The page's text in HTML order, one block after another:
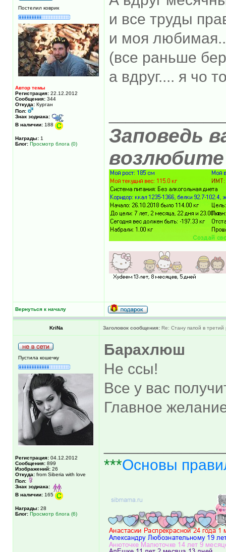
Постелил коврик
Автор темы
Регистрация: 22.12.2012
Сообщения: 344
Откуда: Курган
Пол:
Знак зодиака:
В наличии: 188
Награды: 1
Блог: Просмотр блога (0)
и все труды
и моя
(все раньше
а вдруг.... я чо
Заповедь
возлюбите
Вернуться к началу
KriNa Заголовок сообщения: Re: Стану папой в третий
Пустила кошечку
Регистрация: 04.12.2012
Сообщения: 899
Изображений: 26
Откуда: from Siberia with love
Пол:
Знак зодиака:
В наличии: 165
Награды: 28
Блог: Просмотр блога (6)
Барахлюш
Не ссы!
Все у вас
Главное
***Основы